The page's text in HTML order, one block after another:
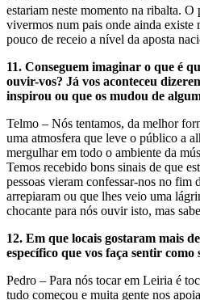
estariam neste momento na ribalta. O
vivermos num pais onde ainda existe
pouco de receio a nível da aposta
11. Conseguem imaginar o que é
ouvir-vos? Já vos aconteceu
inspirou ou que os mudou de
Telmo – Nós tentamos, da melhor
uma atmosfera que leve o público a
mergulhar em todo o ambiente da
Temos recebido bons sinais de que
pessoas vieram confessar-nos no fim
arrepiaram ou que lhes veio uma
chocante para nós ouvir isto, mas
12. Em que locais gostaram mais
específico que vos faça sentir como
Pedro – Para nós tocar em Leiria é
tudo começou e muita gente nos